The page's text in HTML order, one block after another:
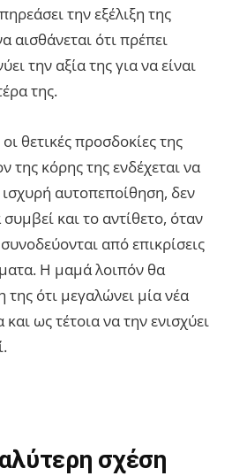
την εξέλιξη της
αισθάνεται ότι πρέπει
την αξία της για να είναι
της.
θετικές προσδοκίες της
της κόρης της ενδέχεται να
αυτοπεποίθηση, δεν
και το αντίθετο, όταν
από επικρίσεις
Η μαμά λοιπόν θα
της ότι μεγαλώνει μία νέα
ως τέτοια να την ενισχύει
σχέση